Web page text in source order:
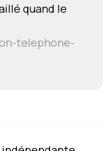
quand le
telephone-